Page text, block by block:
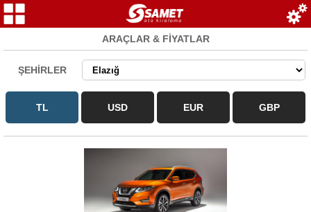
ARAÇLAR & FİYATLAR
ŞEHİRLER